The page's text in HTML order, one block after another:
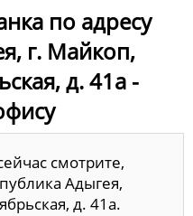
по адресу
г. Майкоп,
д. 41а -
смотрите,
Адыгея,
д. 41а.